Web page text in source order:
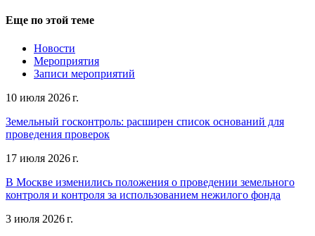
Еще по этой теме
Новости
Мероприятия
Записи мероприятий
10 июля 2026 г.
Земельный госконтроль: расширен список оснований для
проведения проверок
17 июля 2026 г.
В Москве изменились положения о проведении земельного
контроля и контроля за использованием нежилого фонда
3 июля 2026 г.